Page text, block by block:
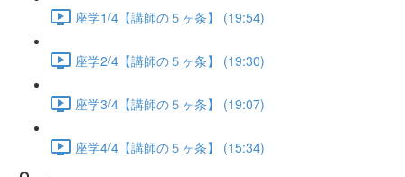
座学1/4【講師の５ヶ条】 (19:54)
座学2/4【講師の５ヶ条】 (19:30)
座学3/4【講師の５ヶ条】 (19:07)
座学4/4【講師の５ヶ条】 (15:34)